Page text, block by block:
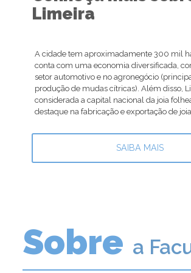
Limeira
A cidade tem aproximadamente 300 mil
conta com uma economia diversificada,
setor automotivo e no agronegócio
produção de mudas cítricas). Além disso,
considerada a capital nacional da joia
destaque na fabricação e exportação de
SAIBA MAIS
Sobre a